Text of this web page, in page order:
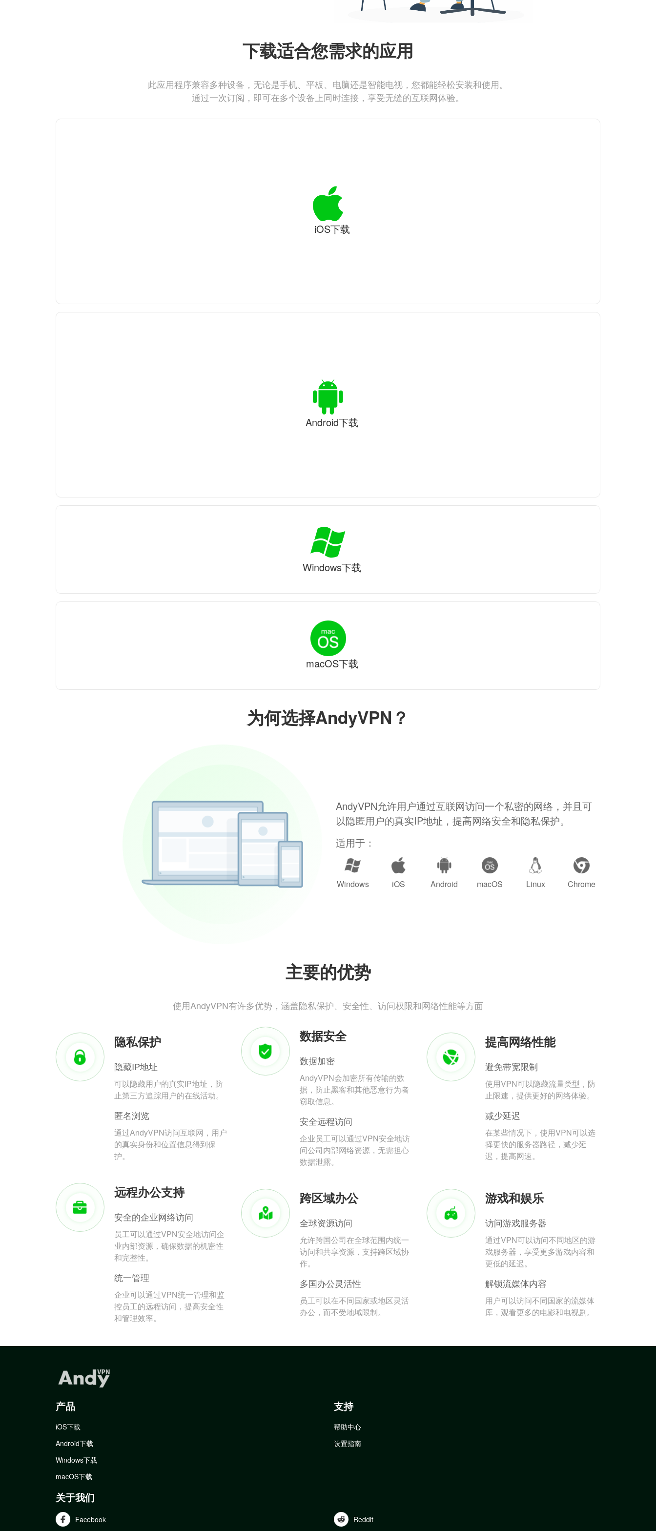
为何选择AndyVPN？
AndyVPN允许用户通过互联网访问一个私密的网络，并且可
以隐匿用户的真实IP地址，提高网络安全和隐私保护。
适用于：
Windows iOS Android macOS Linux Chrome
主要的优势
使用AndyVPN有许多优势，涵盖隐私保护、安全性、访问权限和网络性能等方面
隐私保护
隐藏IP地址
可以隐藏用户的真实IP地址，防
止第三方追踪用户的在线活动。
匿名浏览
通过AndyVPN访问互联网，用户
的真实身份和位置信息得到保
护。
数据安全
数据加密
AndyVPN会加密所有传输的数
据，防止黑客和其他恶意行为者
窃取信息。
安全远程访问
企业员工可以通过VPN安全地访
问公司内部网络资源，无需担心
数据泄露。
提高网络性能
避免带宽限制
使用VPN可以隐藏流量类型，防
止限速，提供更好的网络体验。
减少延迟
在某些情况下，使用VPN可以选
择更快的服务器路径，减少延
迟，提高网速。
远程办公支持
安全的企业网络访问
员工可以通过VPN安全地访问企
业内部资源，确保数据的机密性
和完整性。
统一管理
企业可以通过VPN统一管理和监
控员工的远程访问，提高安全性
和管理效率。
跨区域办公
全球资源访问
允许跨国公司在全球范围内统一
访问和共享资源，支持跨区域协
作。
多国办公灵活性
员工可以在不同国家或地区灵活
办公，而不受地域限制。
游戏和娱乐
访问游戏服务器
通过VPN可以访问不同地区的游
戏服务器，享受更多游戏内容和
更低的延迟。
解锁流媒体内容
用户可以访问不同国家的流媒体
库，观看更多的电影和电视剧。
下载适合您需求的应用
此应用程序兼容多种设备，无论是手机、平板、电脑还是智能电视，您都能轻松安装和使用。
通过一次订阅，即可在多个设备上同时连接，享受无缝的互联网体验。
iOS下载
Android下载
Windows下载
macOS下载
产品
iOS下载
Android下载
Windows下载
macOS下载
支持
帮助中心
设置指南
关于我们
Facebook Reddit